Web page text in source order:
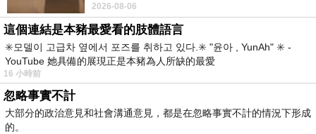
和家長的困擾，他提出作文排序往後、志願群組
化和資訊透明等主張，這些技術性改革還是可以
讓會考有鑑別度，明星高中不用擔心招不到好學
生，學生也可以「一試就定位」。 朱立倫指出，
取消特招是新北市的既定政策，他相信教育部跟
台北市會往這方向努力。
一個奇摩交友的網友學
2026-08-06
這個連結是本豬最愛看的肢體語言
✳️모델이 고급차 옆에서 포즈를 취하고 있다.✳️ "윤아 , YunAh" ✳️ -
YouTube 她具備的展現正是本豬為人所缺的最愛
16 小時前
忽略事實不計
大部分的政治意見和社會溝通意見，都是在忽略事實不計的情況下形成
的。